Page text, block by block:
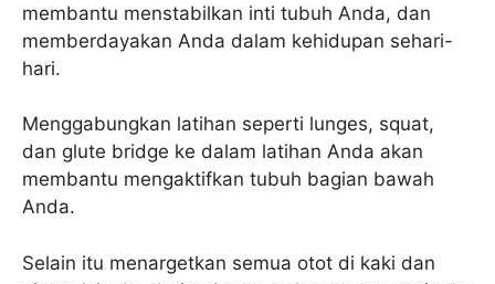
membantu menstabilkan inti tubuh Anda, dan
memberdayakan Anda dalam kehidupan sehari-
hari.
Menggabungkan latihan seperti lunges, squat,
dan glute bridge ke dalam latihan Anda akan
membantu mengaktifkan tubuh bagian bawah
Anda.
Selain itu menargetkan semua otot di kaki dan